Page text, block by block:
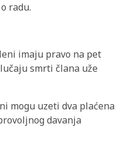
radu.
imaju pravo na pet
smrti člana uže
mogu uzeti dva plaćena
davanja